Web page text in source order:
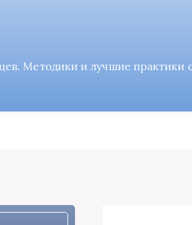
Методики и лучшие практики